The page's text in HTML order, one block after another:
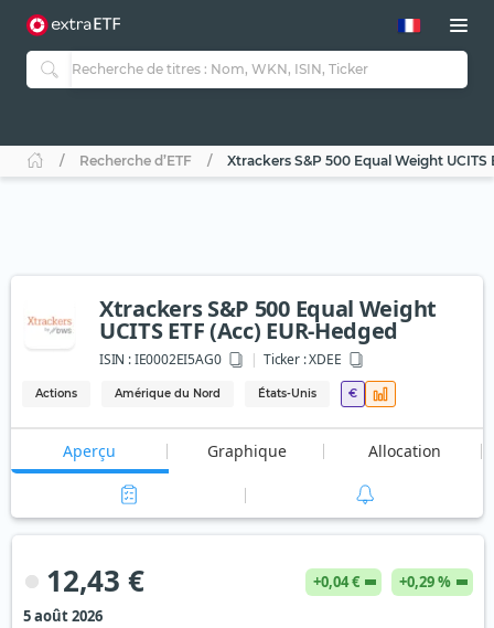
Recherche d’ETF Xtrackers S&P 500 Equal Weight UCITS
Xtrackers S&P 500 Equal Weight
UCITS ETF (Acc) EUR-Hedged
ISIN :IE0002EI5AG0 Ticker :XDEE
Actions Amérique du Nord États-Unis €
Aperçu Graphique Allocation
12,43 € +0,04 €
+0,29 %
5 août 2026